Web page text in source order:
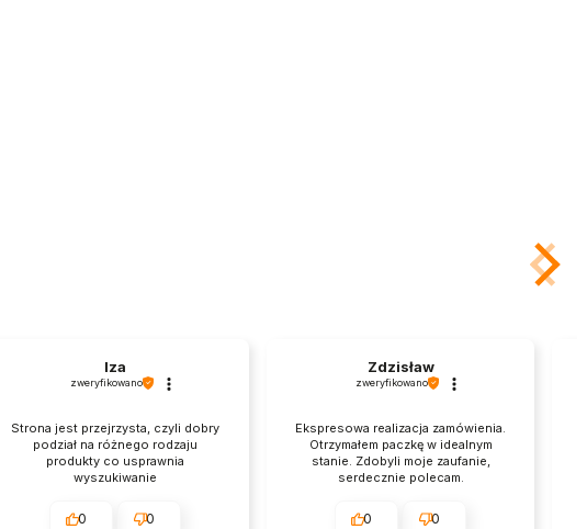
Iza
zweryfikowano
Strona jest przejrzysta, czyli dobry
podział na różnego rodzaju
produkty co usprawnia
wyszukiwanie
0 0
Zdzisław
zweryfikowano
Ekspresowa realizacja zamówienia.
Otrzymałem paczkę w idealnym
stanie. Zdobyli moje zaufanie,
serdecznie polecam.
0 0